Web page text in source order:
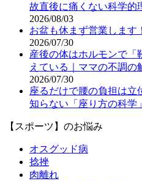
故直後に痛くない科学的
2026/08/03
お盆も休まず営業します
2026/07/30
産後の体はホルモンで「
えている｜ママの不調
2026/07/30
座るだけで腰の負担は立
知らない「座り方の科学
【スポーツ】のお悩み
オスグッド病
捻挫
肉離れ